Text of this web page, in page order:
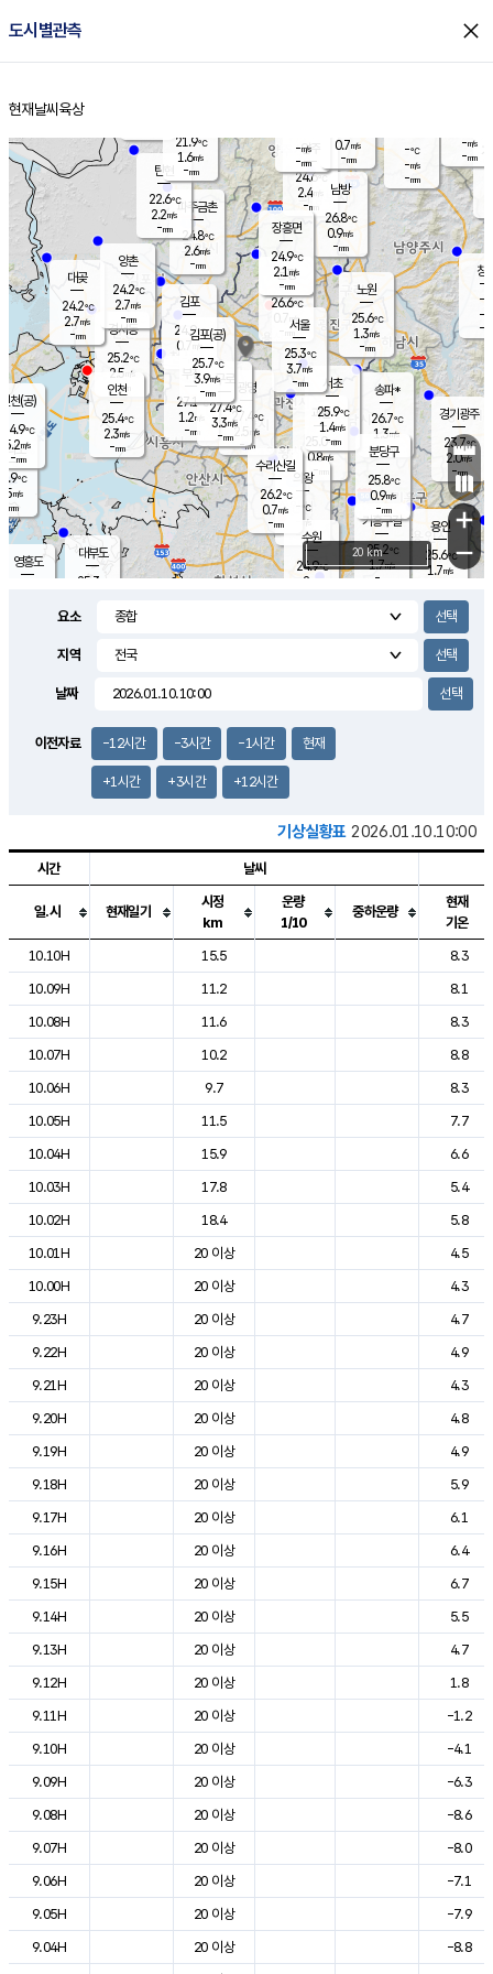
도시별관측 close
홈
현재날씨 육상
의도
℃
m/s
mm
영흥도
양주
24.6℃
2.4
-mm
과천
25.0℃
0.8m/s
- mm
용인
25.6℃
1.7m/s
경기광주
23.7℃
2.0m/s
-mm
2.7m/s
대부도
25.3
경서동
25.2℃
2.5 m/s
-mm
파주금촌
24.8℃
2.6m/s
-mm
-℃
-m/s
-mm
대곶
24.2℃
2.7m/s
-mm
창
-
-m/
-
탄현
22.6℃
2.2m/s
-mm
-m/s
-mm
의왕
- ℃
m/s
mm
김포
24.9℃
0.7 m/s
mm
광명
27.4 ℃
2.5 m/s
-mm
부천
27.1℃
1.2m/s
-mm
양촌
24.2℃
2.7m/s
-mm
구로
27.4℃
3.3m/s
-mm
은평
26.6℃
0.7 m/s
- mm
노원
25.6℃
1.3m/s
-mm
송파*
26.7℃
1.3m/s
-mm
서초
25.9℃
1.4m/s
-mm
남방
26.8℃
0.9m/s
-mm
기흥구갈
25.2℃
1.7m/s
-
수리산길
26.2℃
0.7m/s
-mm
분당구
25.8℃
0.9m/s
-mm
장흥면
24.9℃
2.1 m/s
-mm
-m/s
-mm
인천(공)
24.9℃
5.2m/s
-mm
김포(공)
25.7℃
3.9m/s
-mm
수원
24.9℃
2 m/s
인천
25.4℃
2.3m/s
-mm
서울
25.3℃
3.7m/s
-mm
21.9℃
1.6m/s
-mm
0.7m/s
-mm
+
−
20 km
요소
지역
날짜
이전자료 -12시간 -3시간 -1시간 현재
+1시간 +3시간 +12시간
기상실황표 2026.01.10.10:00
도시별 기상실황표로 지점, 날씨, 기온, 강수, 바람, 기압등을 안내한 표입
시간 날씨
일.시 현재일기
시정
km
운량
1/10
중하운량
현재
기온
10.10H
15.5
8.3
10.09H
11.2
8.1
10.08H
11.6
8.3
10.07H
10.2
8.8
10.06H
9.7
8.3
10.05H
11.5
7.7
10.04H
15.9
6.6
10.03H
17.8
5.4
10.02H
18.4
5.8
10.01H
20 이상
4.5
10.00H
20 이상
4.3
9.23H
20 이상
4.7
9.22H
20 이상
4.9
9.21H
20 이상
4.3
9.20H
20 이상
4.8
9.19H
20 이상
4.9
9.18H
20 이상
5.9
9.17H
20 이상
6.1
9.16H
20 이상
6.4
9.15H
20 이상
6.7
9.14H
20 이상
5.5
9.13H
20 이상
4.7
9.12H
20 이상
1.8
9.11H
20 이상
-1.2
9.10H
20 이상
-4.1
9.09H
20 이상
-6.3
9.08H
20 이상
-8.6
9.07H
20 이상
-8.0
9.06H
20 이상
-7.1
9.05H
20 이상
-7.9
9.04H
20 이상
-8.8